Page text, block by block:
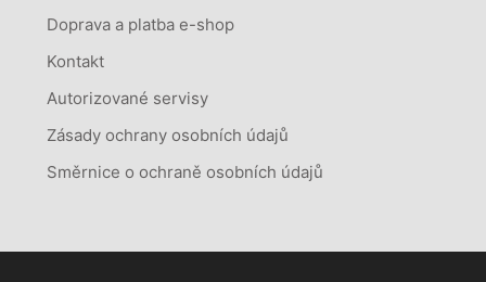
Doprava a platba e-shop
Kontakt
Autorizované servisy
Zásady ochrany osobních údajů
Směrnice o ochraně osobních údajů